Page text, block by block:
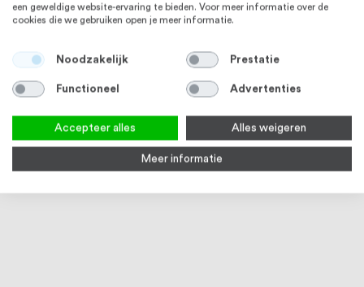
een geweldige website-ervaring te bieden. Voor meer informatie over de
cookies die we gebruiken open je meer informatie.
Noodzakelijk Prestatie
Functioneel Advertenties
Accepteer alles Alles weigeren
Meer informatie